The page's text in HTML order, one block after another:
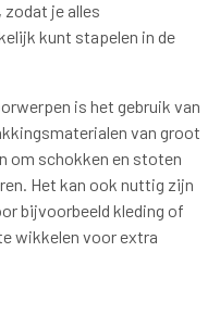
je alles
kunt stapelen in de
is het gebruik van
van groot
om schokken en stoten
Het kan ook nuttig zijn
bijvoorbeeld kleding of
wikkelen voor extra